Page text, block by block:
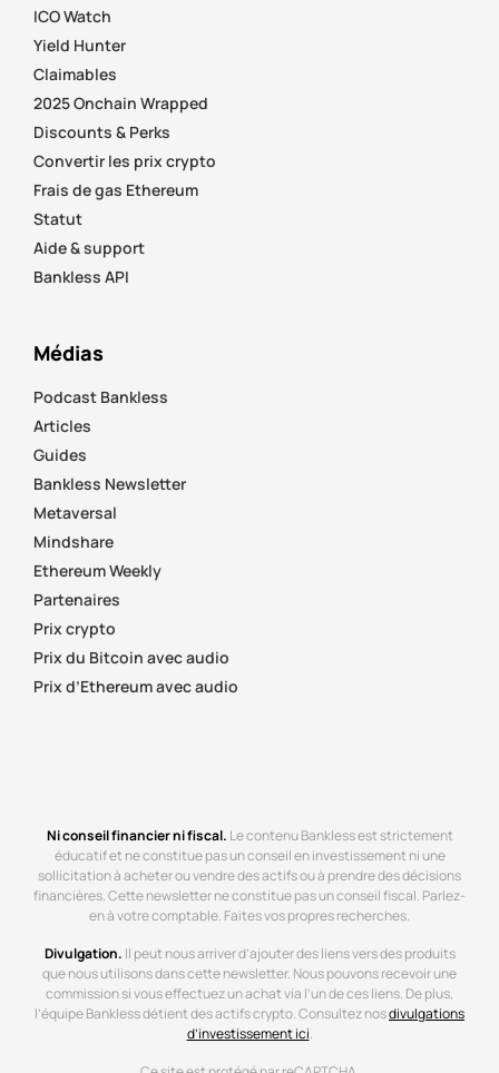
ICO Watch
Yield Hunter
Claimables
2025 Onchain Wrapped
Discounts & Perks
Convertir les prix crypto
Frais de gas Ethereum
Statut
Aide & support
Bankless API
Médias
Podcast Bankless
Articles
Guides
Bankless Newsletter
Metaversal
Mindshare
Ethereum Weekly
Partenaires
Prix crypto
Prix du Bitcoin avec audio
Prix d’Ethereum avec audio
Ni conseil financier ni fiscal. Le contenu Bankless est strictement
éducatif et ne constitue pas un conseil en investissement ni une
sollicitation à acheter ou vendre des actifs ou à prendre des décisions
financières. Cette newsletter ne constitue pas un conseil fiscal. Parlez-
en à votre comptable. Faites vos propres recherches.
Divulgation. Il peut nous arriver d’ajouter des liens vers des produits
que nous utilisons dans cette newsletter. Nous pouvons recevoir une
commission si vous effectuez un achat via l’un de ces liens. De plus,
l’équipe Bankless détient des actifs crypto. Consultez nosdivulgations
d’investissement ici.